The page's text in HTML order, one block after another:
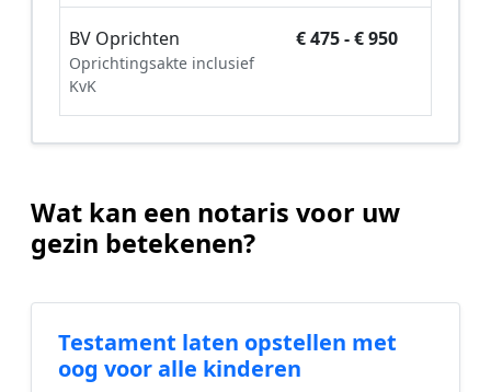
BV Oprichten
Oprichtingsakte inclusief
KvK
€ 475 - € 950
Wat kan een notaris voor uw
gezin betekenen?
Testament laten opstellen met
oog voor alle kinderen